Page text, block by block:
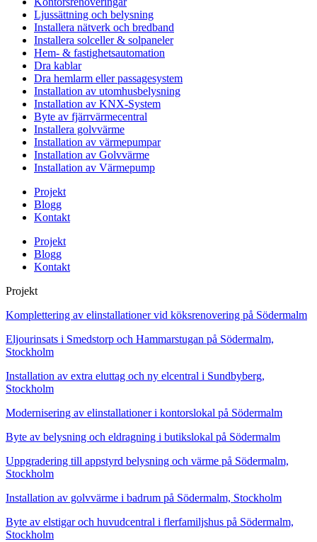
Ljussättning och belysning
Installera nätverk och bredband
Installera solceller & solpaneler
Hem- & fastighetsautomation
Dra kablar
Dra hemlarm eller passagesystem
Installation av utomhusbelysning
Installation av KNX-System
Byte av fjärrvärmecentral
Installera golvvärme
Installation av värmepumpar
Installation av Golvvärme
Installation av Värmepump
Projekt
Blogg
Kontakt
Projekt
Blogg
Kontakt
Projekt
Komplettering av elinstallationer vid köksrenovering på Södermalm
Eljourinsats i Smedstorp och Hammarstugan på Södermalm,
Stockholm
Installation av extra eluttag och ny elcentral i Sundbyberg,
Stockholm
Modernisering av elinstallationer i kontorslokal på Södermalm
Byte av belysning och eldragning i butikslokal på Södermalm
Uppgradering till appstyrd belysning och värme på Södermalm,
Stockholm
Installation av golvvärme i badrum på Södermalm, Stockholm
Byte av elstigar och huvudcentral i flerfamiljshus på Södermalm,
Stockholm